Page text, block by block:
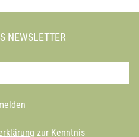
NEWSLETTER
zur Kenntnis